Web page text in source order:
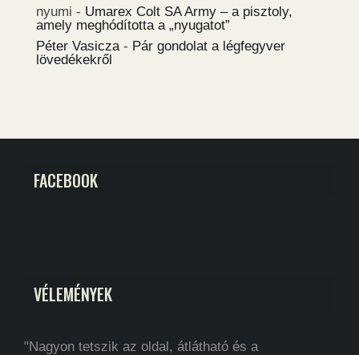
nyumi - Umarex Colt SA Army – a pisztoly,
amely meghódította a „nyugatot”
Péter Vasicza - Pár gondolat a légfegyver
lövedékekről
FACEBOOK
VÉLEMÉNYEK
"Nagyon tetszik az oldal, átlátható és a